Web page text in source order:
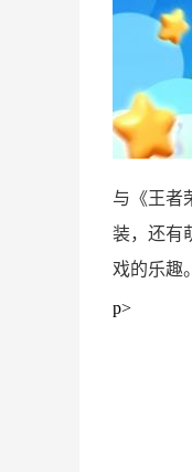
与《王者
装，还有
戏的乐趣。
p>